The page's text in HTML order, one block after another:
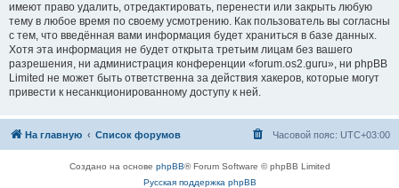
имеют право удалить, отредактировать, перенести или закрыть любую
тему в любое время по своему усмотрению. Как пользователь вы согласны
с тем, что введённая вами информация будет храниться в базе данных.
Хотя эта информация не будет открыта третьим лицам без вашего
разрешения, ни администрация конференции «forum.os2.guru», ни phpBB
Limited не может быть ответственна за действия хакеров, которые могут
привести к несанкционированному доступу к ней.
На главную Список форумов Часовой пояс: UTC+03:00
Создано на основе phpBB® Forum Software © phpBB Limited
Русская поддержка phpBB